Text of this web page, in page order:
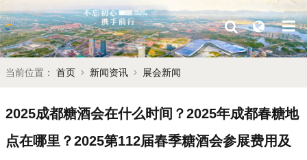
当前位置： 首页 新闻资讯 展会新闻
2025成都糖酒会在什么时间？2025年成都春糖地
点在哪里？2025第112届春季糖酒会参展费用及